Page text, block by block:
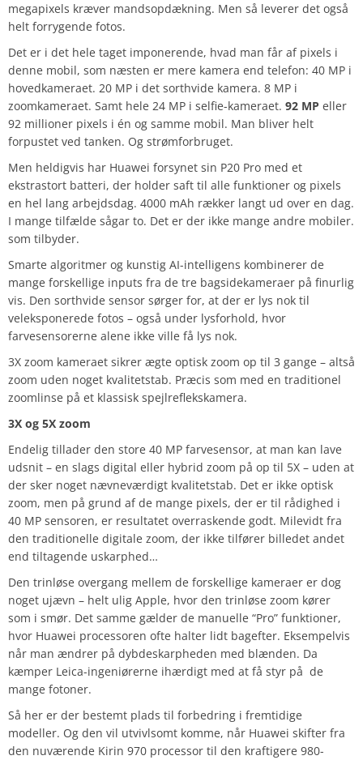
megapixels kræver mandsopdækning. Men så leverer det også
helt forrygende fotos.
Det er i det hele taget imponerende, hvad man får af pixels i
denne mobil, som næsten er mere kamera end telefon: 40 MP i
hovedkameraet. 20 MP i det sorthvide kamera. 8 MP i
zoomkameraet. Samt hele 24 MP i selfie-kameraet. 92 MP eller
92 millioner pixels i én og samme mobil. Man bliver helt
forpustet ved tanken. Og strømforbruget.
Men heldigvis har Huawei forsynet sin P20 Pro med et
ekstrastort batteri, der holder saft til alle funktioner og pixels
en hel lang arbejdsdag. 4000 mAh rækker langt ud over en dag.
I mange tilfælde sågar to. Det er der ikke mange andre mobiler.
som tilbyder.
Smarte algoritmer og kunstig AI-intelligens kombinerer de
mange forskellige inputs fra de tre bagsidekameraer på finurlig
vis. Den sorthvide sensor sørger for, at der er lys nok til
veleksponerede fotos – også under lysforhold, hvor
farvesensorerne alene ikke ville få lys nok.
3X zoom kameraet sikrer ægte optisk zoom op til 3 gange – altså
zoom uden noget kvalitetstab. Præcis som med en traditionel
zoomlinse på et klassisk spejlreflekskamera.
3X og 5X zoom
Endelig tillader den store 40 MP farvesensor, at man kan lave
udsnit – en slags digital eller hybrid zoom på op til 5X – uden at
der sker noget nævneværdigt kvalitetstab. Det er ikke optisk
zoom, men på grund af de mange pixels, der er til rådighed i
40 MP sensoren, er resultatet overraskende godt. Milevidt fra
den traditionelle digitale zoom, der ikke tilfører billedet andet
end tiltagende uskarphed…
Den trinløse overgang mellem de forskellige kameraer er dog
noget ujævn – helt ulig Apple, hvor den trinløse zoom kører
som i smør. Det samme gælder de manuelle “Pro” funktioner,
hvor Huawei processoren ofte halter lidt bagefter. Eksempelvis
når man ændrer på dybdeskarpheden med blænden. Da
kæmper Leica-ingeniørerne ihærdigt med at få styr på de
mange fotoner.
Så her er der bestemt plads til forbedring i fremtidige
modeller. Og den vil utvivlsomt komme, når Huawei skifter fra
den nuværende Kirin 970 processor til den kraftigere 980-